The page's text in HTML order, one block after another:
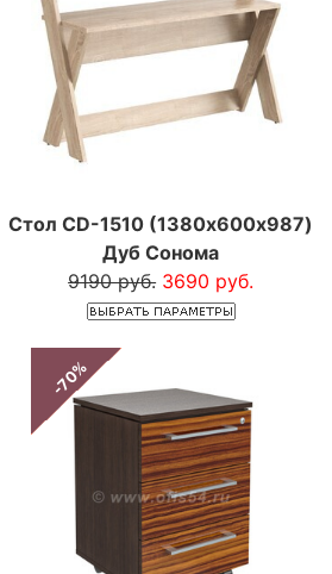
Стол CD-1510 (1380х600х987)
Дуб Сонома
9190 руб. 3690 руб.
-70%